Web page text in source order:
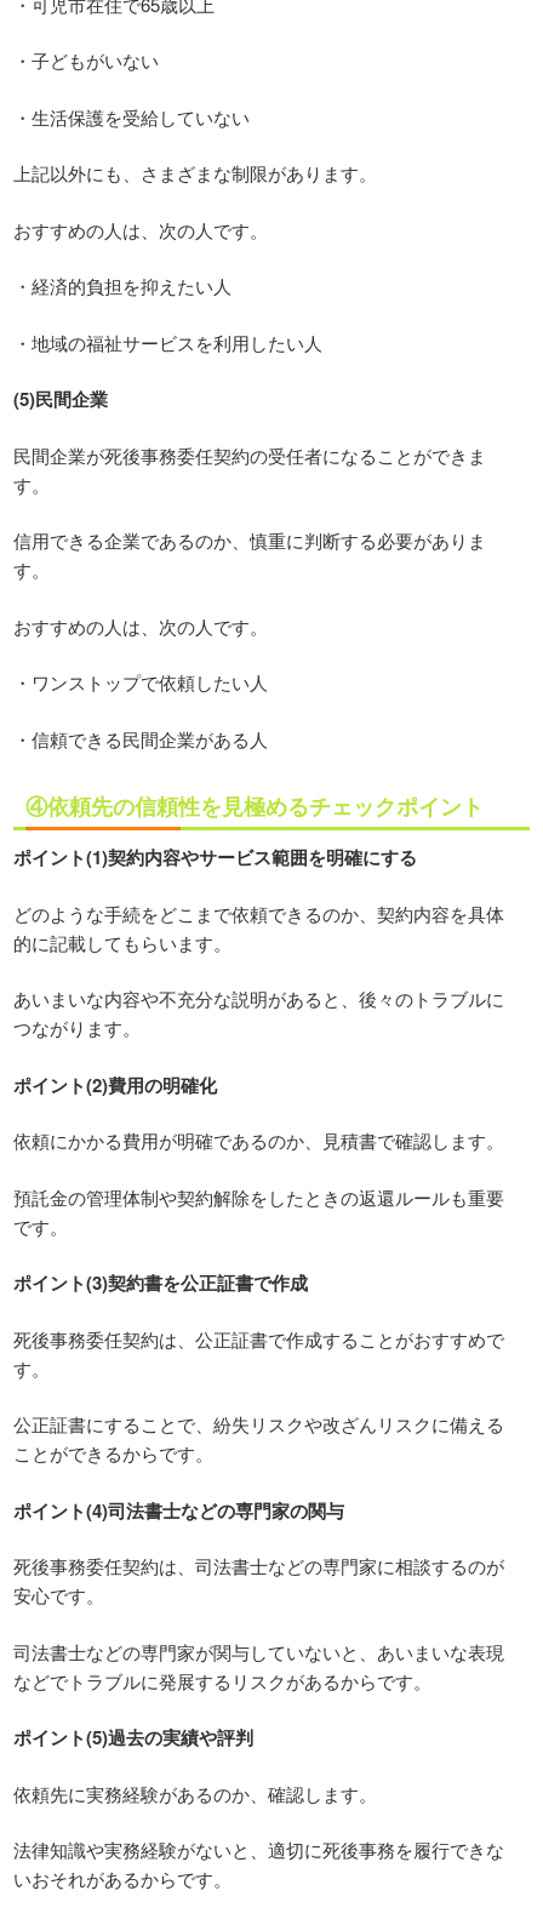
・子どもがいない
・生活保護を受給していない
上記以外にも、さまざまな制限があります。
おすすめの人は、次の人です。
・経済的負担を抑えたい人
・地域の福祉サービスを利用したい人
(5)民間企業
民間企業が死後事務委任契約の受任者になることができま
す。
信用できる企業であるのか、慎重に判断する必要がありま
す。
おすすめの人は、次の人です。
・ワンストップで依頼したい人
・信頼できる民間企業がある人
④依頼先の信頼性を見極めるチェックポイント
ポイント(1)契約内容やサービス範囲を明確にする
どのような手続をどこまで依頼できるのか、契約内容を具体
的に記載してもらいます。
あいまいな内容や不充分な説明があると、後々のトラブルに
つながります。
ポイント(2)費用の明確化
依頼にかかる費用が明確であるのか、見積書で確認します。
預託金の管理体制や契約解除をしたときの返還ルールも重要
です。
ポイント(3)契約書を公正証書で作成
死後事務委任契約は、公正証書で作成することがおすすめで
す。
公正証書にすることで、紛失リスクや改ざんリスクに備える
ことができるからです。
ポイント(4)司法書士などの専門家の関与
死後事務委任契約は、司法書士などの専門家に相談するのが
安心です。
司法書士などの専門家が関与していないと、あいまいな表現
などでトラブルに発展するリスクがあるからです。
ポイント(5)過去の実績や評判
依頼先に実務経験があるのか、確認します。
法律知識や実務経験がないと、適切に死後事務を履行できな
いおそれがあるからです。